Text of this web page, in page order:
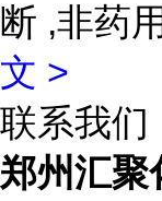
断 ,非药
文 >
联系我们
郑州汇聚